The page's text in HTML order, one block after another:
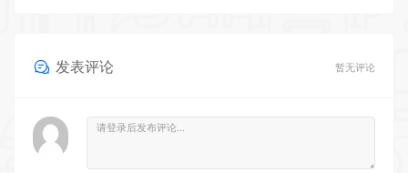
发表评论 暂无评论